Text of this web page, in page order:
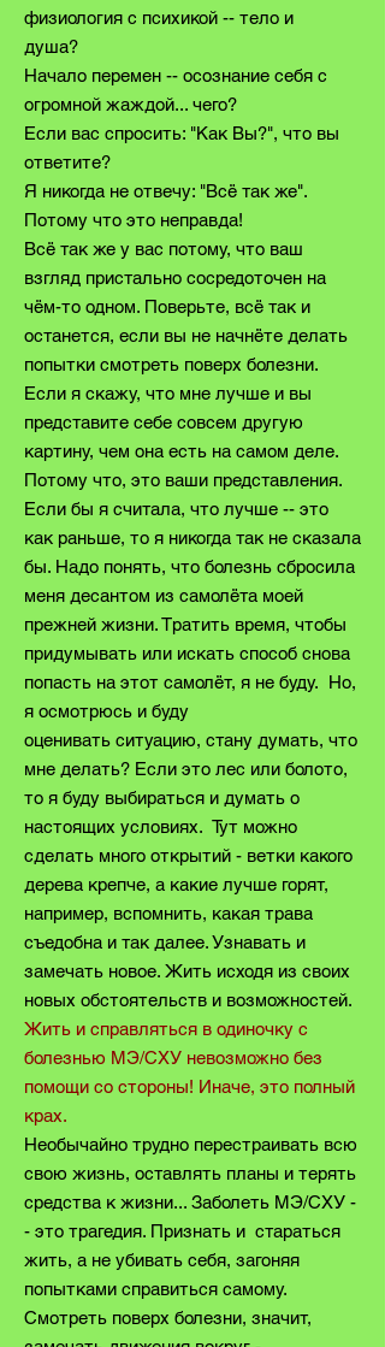
физиология с психикой -- тело и
душа?
Начало перемен -- осознание себя с
огромной жаждой... чего?
Если вас спросить: "Как Вы?", что вы
ответите?
Я никогда не отвечу: "Всё так же".
Потому что это неправда!
Всё так же у вас потому, что ваш
взгляд пристально сосредоточен на
чём-то одном. Поверьте, всё так и
останется, если вы не начнёте делать
попытки смотреть поверх болезни.
Если я скажу, что мне лучше и вы
представите себе совсем другую
картину, чем она есть на самом деле.
Потому что, это ваши представления.
Если бы я считала, что лучше -- это
как раньше, то я никогда так не сказала
бы. Надо понять, что болезнь сбросила
меня десантом из самолёта моей
прежней жизни. Тратить время, чтобы
придумывать или искать способ снова
попасть на этот самолёт, я не буду. Но,
я осмотрюсь и буду
оценивать ситуацию, стану думать, что
мне делать? Если это лес или болото,
то я буду выбираться и думать о
настоящих условиях. Тут можно
сделать много открытий - ветки какого
дерева крепче, а какие лучше горят,
например, вспомнить, какая трава
съедобна и так далее. Узнавать и
замечать новое. Жить исходя из своих
новых обстоятельств и возможностей.
Жить и справляться в одиночку с
болезнью МЭ/СХУ невозможно без
помощи со стороны! Иначе, это полный
крах.
Необычайно трудно перестраивать всю
свою жизнь, оставлять планы и терять
средства к жизни... Заболеть МЭ/СХУ -
- это трагедия. Признать и стараться
жить, а не убивать себя, загоняя
попытками справиться самому.
Смотреть поверх болезни, значит,